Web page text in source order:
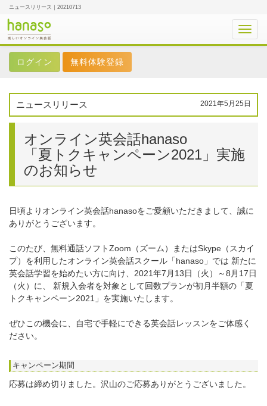
ニュースリリース｜20210713
無料体験登録
ニュースリリース 2021年5月25日
オンライン英会話hanaso
「夏トクキャンペーン2021」実施
のお知らせ
日頃よりオンライン英会話hanasoをご愛顧いただきまして、誠に
ありがとうございます。
このたび、無料通話ソフトZoom（ズーム）またはSkype（スカイ
プ）を利用したオンライン英会話スクール「hanaso」では 新たに
英会話学習を始めたい方に向け、2021年7月13日（火）～8月17日
（火）に、 新規入会者を対象として回数プランが初月半額の「夏
トクキャンペーン2021」を実施いたします。
ぜひこの機会に、自宅で手軽にできる英会話レッスンをご体感く
ださい。
キャンペーン期間
応募は締め切りました。沢山のご応募ありがとうございました。